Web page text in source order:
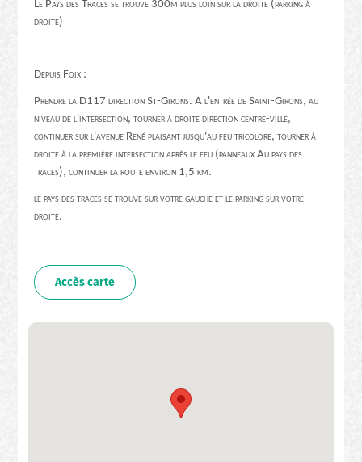
Le Pays des Traces se trouve 300m plus loin sur la droite (parking à
droite)
Depuis Foix :
Prendre la D117 direction St-Girons. A l'entrée de Saint-Girons, au
niveau de l'intersection, tourner à droite direction centre-ville,
continuer sur l'avenue René plaisant jusqu'au feu tricolore, tourner à
droite à la première intersection après le feu (panneaux Au pays des
traces), continuer la route environ 1,5 km.
le pays des traces se trouve sur votre gauche et le parking sur votre
droite.
Accès carte